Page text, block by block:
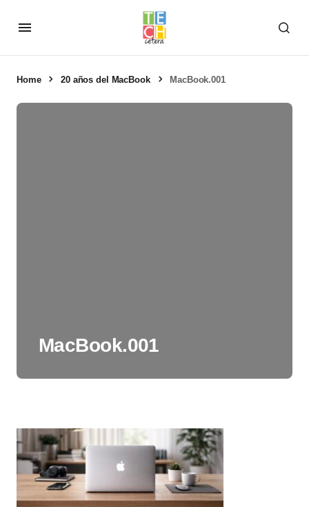
Home 20 años del MacBook MacBook.001
MacBook.001